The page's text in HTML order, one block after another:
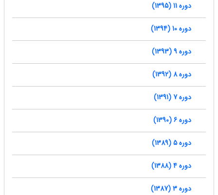
دوره 11 (1395)
دوره 10 (1394)
دوره 9 (1393)
دوره 8 (1392)
دوره 7 (1391)
دوره 6 (1390)
دوره 5 (1389)
دوره 4 (1388)
دوره 3 (1387)